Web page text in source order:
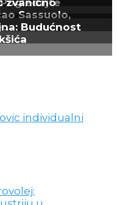
Sassuolo,
Budućnost